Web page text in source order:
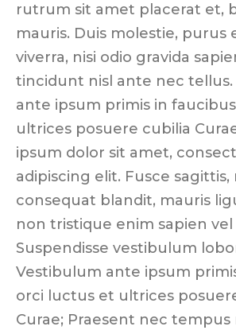
rutrum sit amet placerat et,
mauris. Duis molestie, purus
viverra, nisi odio gravida
tincidunt nisl ante nec
ante ipsum primis in
ultrices posuere cubilia
ipsum dolor sit amet,
adipiscing elit. Fusce sagittis,
consequat blandit, mauris
non tristique enim sapien vel
Suspendisse vestibulum
Vestibulum ante ipsum
orci luctus et ultrices
Curae; Praesent nec tempus